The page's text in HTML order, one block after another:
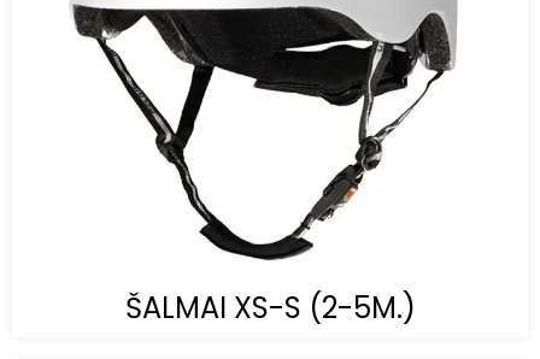
ŠALMAI XS-S (2-5M.)